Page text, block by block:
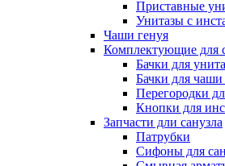
Приставные
Унитазы с
Чаши генуя
Комплектующие для
Бачки для
Бачки для чаши
Перегородки
Кнопки для
Запчасти дли санузла
Патрубки
Сифоны для